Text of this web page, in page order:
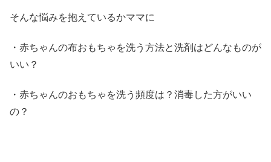
そんな悩みを抱えているかママに
・赤ちゃんの布おもちゃを洗う方法と洗剤はどんなものが
いい？
・赤ちゃんのおもちゃを洗う頻度は？消毒した方がいい
の？